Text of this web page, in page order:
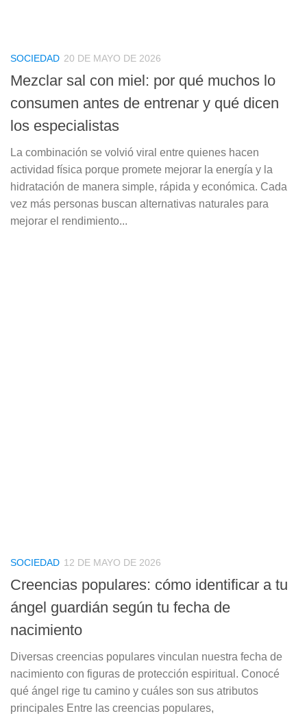
SOCIEDAD 20 DE MAYO DE 2026
Mezclar sal con miel: por qué muchos lo
consumen antes de entrenar y qué dicen
los especialistas
La combinación se volvió viral entre quienes hacen
actividad física porque promete mejorar la energía y la
hidratación de manera simple, rápida y económica. Cada
vez más personas buscan alternativas naturales para
mejorar el rendimiento...
SOCIEDAD 12 DE MAYO DE 2026
Creencias populares: cómo identificar a tu
ángel guardián según tu fecha de
nacimiento
Diversas creencias populares vinculan nuestra fecha de
nacimiento con figuras de protección espiritual. Conocé
qué ángel rige tu camino y cuáles son sus atributos
principales Entre las creencias populares,